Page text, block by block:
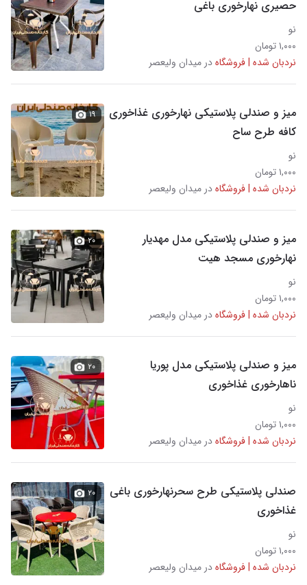
حصیری نهارخوری باغی
نو
۱,۰۰۰ تومان
نردبان شده | فروشگاهدر میدان ولیعصر
میز و صندلی پلاستیکی نهارخوری غذاخوری
کافه طرح ساح
نو
۱,۰۰۰ تومان
نردبان شده | فروشگاهدر میدان ولیعصر
۱۹
میز و صندلی پلاستیکی مدل مهدیار
نهارخوری مسجد هیت
نو
۱,۰۰۰ تومان
نردبان شده | فروشگاهدر میدان ولیعصر
۲۰
میز و صندلی پلاستیکی مدل پوریا
ناهارخوری غذاخوری
نو
۱,۰۰۰ تومان
نردبان شده | فروشگاهدر میدان ولیعصر
۲۰
صندلی پلاستیکی طرح سحرنهارخوری باغی
غذاخوری
نو
۱,۰۰۰ تومان
نردبان شده | فروشگاهدر میدان ولیعصر
۲۰